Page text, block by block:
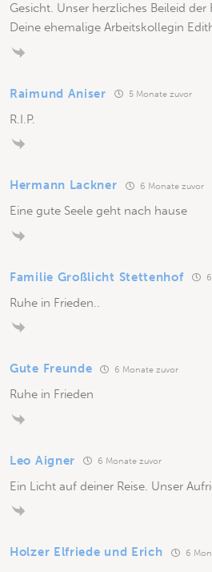
Gesicht. Unser herzliches Beileid der
Deine ehemalige Arbeitskollegin
Raimund Aniser 5 Monate zuvor
R.I.P.
Hermann Lackner 6 Monate zuvor
Eine gute Seele geht nach hause
Familie Großlicht Stettenhof
Ruhe in Frieden..
Gute Freunde 6 Monate zuvor
Ruhe in Frieden
Leo Aigner 6 Monate zuvor
Ein Licht auf deiner Reise. Unser
Holzer Elfriede und Erich 6